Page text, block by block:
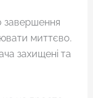
завершення
миттєво.
захищені та